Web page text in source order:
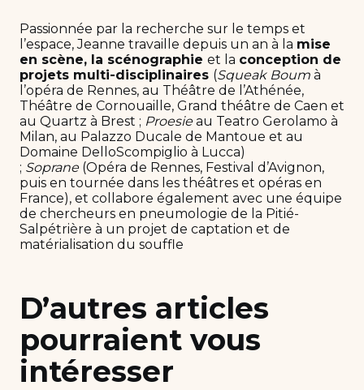
Passionnée par la recherche sur le temps et
l’espace, Jeanne travaille depuis un an à la mise
en scène, la scénographie et la conception de
projets multi-disciplinaires (Squeak Boum à
l’opéra de Rennes, au Théâtre de l’Athénée,
Théâtre de Cornouaille, Grand théâtre de Caen et
au Quartz à Brest ; Proesieau Teatro Gerolamo à
Milan, au Palazzo Ducale de Mantoue et au
Domaine DelloScompiglio à Lucca)
; Soprane (Opéra de Rennes, Festival d’Avignon,
puis en tournée dans les théâtres et opéras en
France), et collabore également avec une équipe
de chercheurs en pneumologie de la Pitié-
Salpétrière à un projet de captation et de
matérialisation du souffle
D’autres articles
pourraient vous
intéresser